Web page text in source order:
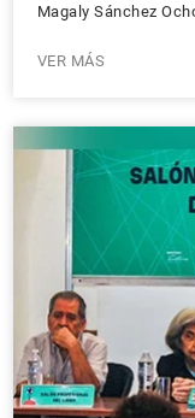
Magaly Sánchez
VER MÁS